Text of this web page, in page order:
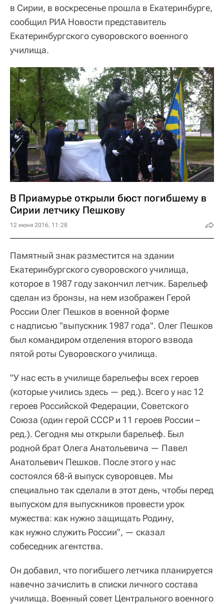
в Сирии, в воскресенье прошла в Екатеринбурге,
сообщил РИА Новости представитель
Екатеринбургского суворовского военного
училища.
В Приамурье открыли бюст погибшему в
Сирии летчику Пешкову
12 июня 2016, 11:28
Памятный знак разместится на здании
Екатеринбургского суворовского училища,
которое в 1987 году закончил летчик. Барельеф
сделан из бронзы, на нем изображен Герой
России Олег Пешков в военной форме
с надписью "выпускник 1987 года". Олег Пешков
был командиром отделения второго взвода
пятой роты Суворовского училища.
"У нас есть в училище барельефы всех героев
(которые учились здесь — ред.). Всего у нас 12
героев Российской Федерации, Советского
Союза (один герой СССР и 11 героев России –
ред.). Сегодня мы открыли барельеф. Был
родной брат Олега Анатольевича — Павел
Анатольевич Пешков. После этого у нас
состоялся 68-й выпуск суворовцев. Мы
специально так сделали в этот день, чтобы перед
выпуском для выпускников провести урок
мужества: как нужно защищать Родину,
как нужно служить России", — сказал
собеседник агентства.
Он добавил, что погибшего летчика планируется
навечно зачислить в списки личного состава
училища. Военный совет Центрального военного